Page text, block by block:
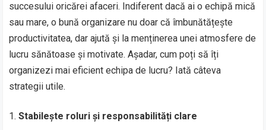
succesului oricărei afaceri. Indiferent dacă ai o echipă mică
sau mare, o bună organizare nu doar că îmbunătățește
productivitatea, dar ajută și la menținerea unei atmosfere de
lucru sănătoase și motivate. Așadar, cum poți să îți
organizezi mai eficient echipa de lucru? Iată câteva
strategii utile.
Stabilește roluri și responsabilități clare